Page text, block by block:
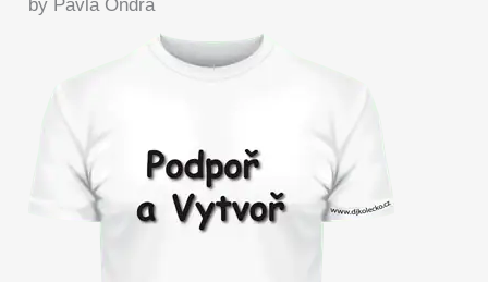
by Pavla Ondra